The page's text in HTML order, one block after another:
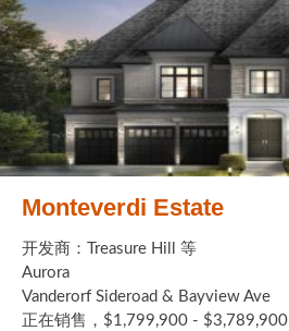
Monteverdi Estate
开发商：Treasure Hill 等
Aurora
Vanderorf Sideroad & Bayview Ave
正在销售，$1,799,900 - $3,789,900